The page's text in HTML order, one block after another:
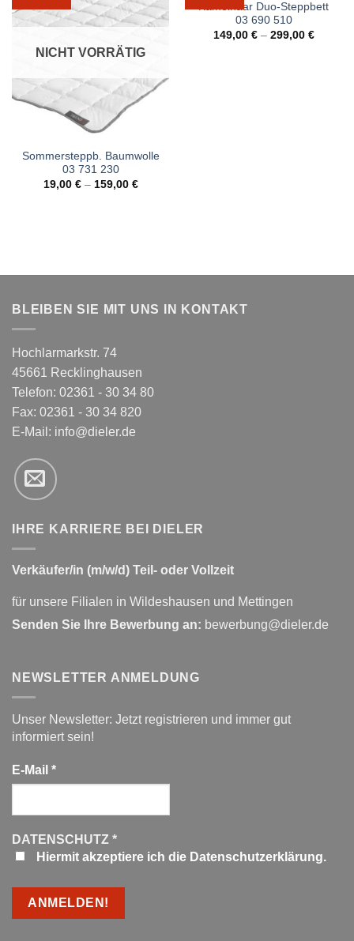
NICHT VORRÄTIG
Sommersteppb. Baumwolle
03 731 230
19,00 €– 159,00 €
Kamelhaar Duo-Steppbett
03 690 510
149,00 €– 299,00 €
BLEIBEN SIE MIT UNS IN KONTAKT
Hochlarmarkstr. 74
45661 Recklinghausen
Telefon: 02361 - 30 34 80
Fax: 02361 - 30 34 820
E-Mail: info@dieler.de
IHRE KARRIERE BEI DIELER
Verkäufer/in (m/w/d) Teil- oder Vollzeit
für unsere Filialen in Wildeshausen und Mettingen
Senden Sie Ihre Bewerbung an: bewerbung@dieler.de
NEWSLETTER ANMELDUNG
Unser Newsletter: Jetzt registrieren und immer gut
informiert sein!
E-Mail *
DATENSCHUTZ *
Hiermit akzeptiere ich die Datenschutzerklärung.